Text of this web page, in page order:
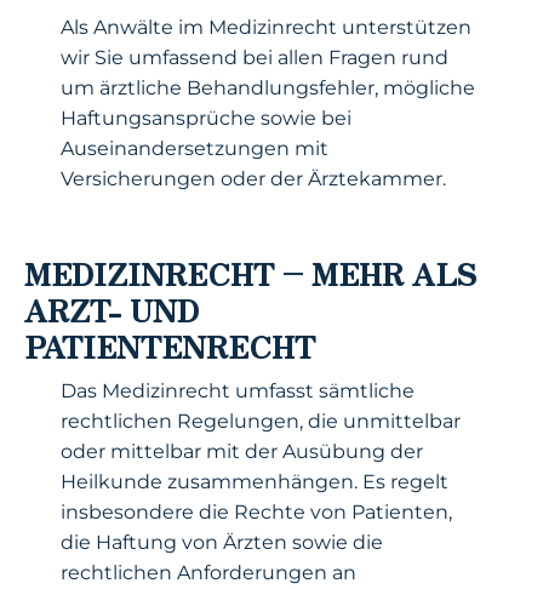
Als Anwälte im Medizinrecht unterstützen
wir Sie umfassend bei allen Fragen rund
um ärztliche Behandlungsfehler, mögliche
Haftungsansprüche sowie bei
Auseinandersetzungen mit
Versicherungen oder der Ärztekammer.
MEDIZINRECHT – MEHR ALS
ARZT- UND
PATIENTENRECHT
Das Medizinrecht umfasst sämtliche
rechtlichen Regelungen, die unmittelbar
oder mittelbar mit der Ausübung der
Heilkunde zusammenhängen. Es regelt
insbesondere die Rechte von Patienten,
die Haftung von Ärzten sowie die
rechtlichen Anforderungen an